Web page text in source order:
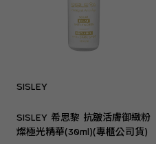
SISLEY
SISLEY 希思黎 抗皺活膚御緻粉
燦極光精華(30ml)(專櫃公司貨)